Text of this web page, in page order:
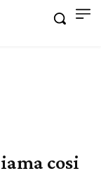
cosi